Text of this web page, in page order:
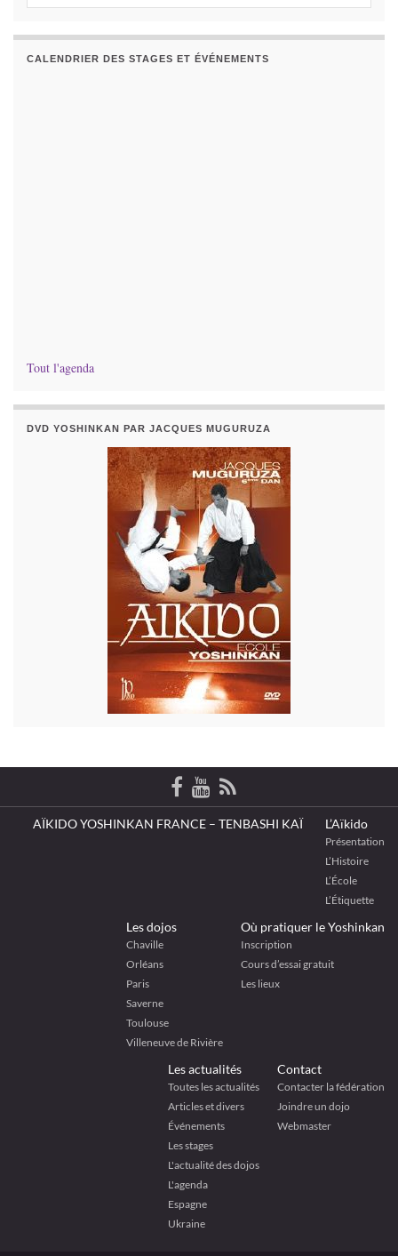
CALENDRIER DES STAGES ET ÉVÉNEMENTS
Tout l'agenda
DVD YOSHINKAN PAR JACQUES MUGURUZA
AÏKIDO YOSHINKAN FRANCE – TENBASHI KAÏ L’Aïkido
Présentation
L’Histoire
L’École
L’Étiquette
Les dojos
Chaville
Orléans
Paris
Saverne
Toulouse
Villeneuve de Rivière
Où pratiquer le Yoshinkan
Inscription
Cours d’essai gratuit
Les lieux
Les actualités
Toutes les actualités
Articles et divers
Événements
Les stages
L'actualité des dojos
L'agenda
Espagne
Ukraine
Contact
Contacter la fédération
Joindre un dojo
Webmaster